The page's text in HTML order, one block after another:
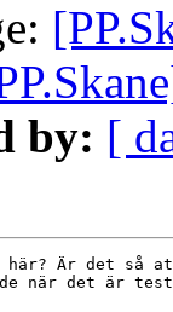
by: [
här? Är det så
när det är